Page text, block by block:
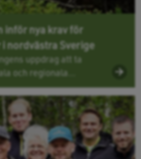
inför nya krav för
nordvästra Sverige
uppdrag att ta
och regionala...